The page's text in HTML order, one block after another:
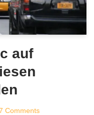
auf
Comments